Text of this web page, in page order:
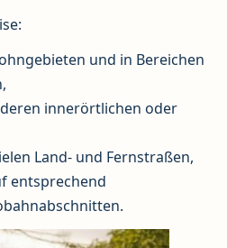
und in Bereichen
innerörtlichen oder
Land- und Fernstraßen,
entsprechend